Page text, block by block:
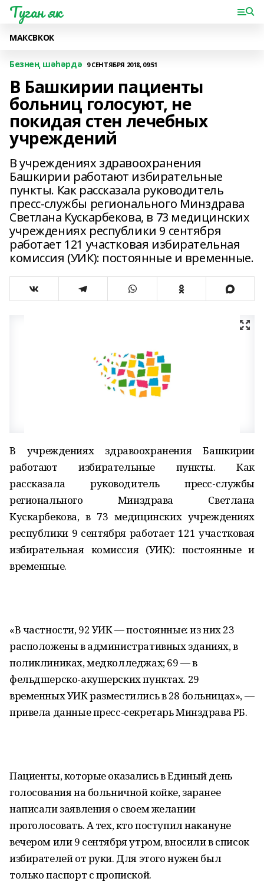
Туган як
МАКСВКОК
Безнең шәһәрдә 9 СЕНТЯБРЯ 2018, 09:51
В Башкирии пациенты
больниц голосуют, не
покидая стен лечебных
учреждений
В учреждениях здравоохранения
Башкирии работают избирательные
пункты. Как рассказала руководитель
пресс-службы регионального Минздрава
Светлана Кускарбекова, в 73 медицинских
учреждениях республики 9 сентября
работает 121 участковая избирательная
комиссия (УИК): постоянные и временные.
В учреждениях здравоохранения Башкирии
работают избирательные пункты. Как
рассказала руководитель пресс-службы
регионального Минздрава Светлана
Кускарбекова, в 73 медицинских учреждениях
республики 9 сентября работает 121 участковая
избирательная комиссия (УИК): постоянные и
временные.
«В частности, 92 УИК — постоянные: из них 23
расположены в административных зданиях, в
поликлиниках, медколледжах; 69 — в
фельдшерско-акушерских пунктах. 29
временных УИК разместились в 28 больницах», —
привела данные пресс-секретарь Минздрава РБ.
Пациенты, которые оказались в Единый день
голосования на больничной койке, заранее
написали заявления о своем желании
проголосовать. А тех, кто поступил накануне
вечером или 9 сентября утром, вносили в список
избирателей от руки. Для этого нужен был
только паспорт с пропиской.